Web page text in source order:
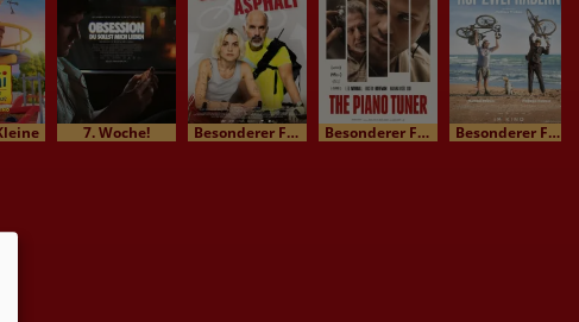
7. Woche! Besonderer Film / Kinomatinee Besonderer Film / Kinomatinee Besonderer Film / Kinomatinee